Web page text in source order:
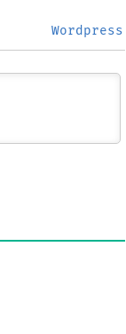
Wordpress